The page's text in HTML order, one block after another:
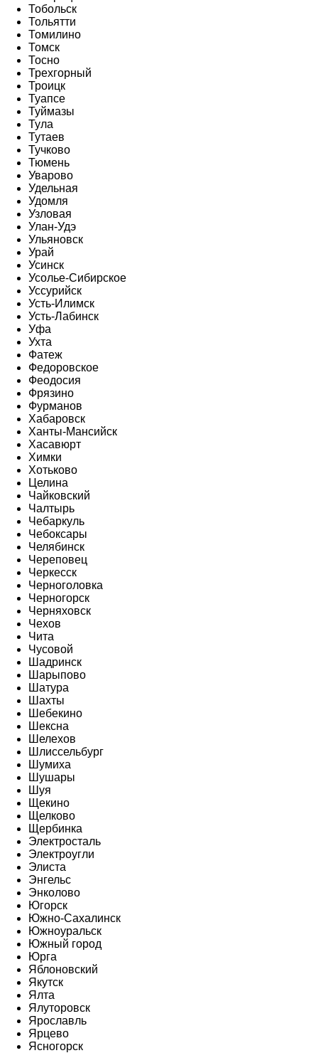
Тобольск
Тольятти
Томилино
Томск
Тосно
Трехгорный
Троицк
Туапсе
Туймазы
Тула
Тутаев
Тучково
Тюмень
Уварово
Удельная
Удомля
Узловая
Улан-Удэ
Ульяновск
Урай
Усинск
Усолье-Сибирское
Уссурийск
Усть-Илимск
Усть-Лабинск
Уфа
Ухта
Фатеж
Федоровское
Феодосия
Фрязино
Фурманов
Хабаровск
Ханты-Мансийск
Хасавюрт
Химки
Хотьково
Целина
Чайковский
Чалтырь
Чебаркуль
Чебоксары
Челябинск
Череповец
Черкесск
Черноголовка
Черногорск
Черняховск
Чехов
Чита
Чусовой
Шадринск
Шарыпово
Шатура
Шахты
Шебекино
Шексна
Шелехов
Шлиссельбург
Шумиха
Шушары
Шуя
Щекино
Щелково
Щербинка
Электросталь
Электроугли
Элиста
Энгельс
Энколово
Югорск
Южно-Сахалинск
Южноуральск
Южный город
Юрга
Яблоновский
Якутск
Ялта
Ялуторовск
Ярославль
Ярцево
Ясногорск